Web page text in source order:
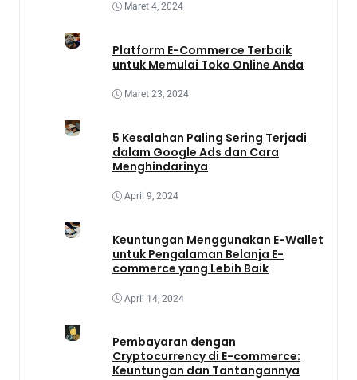
Maret 4, 2024
Platform E-Commerce Terbaik
untuk Memulai Toko Online Anda
Maret 23, 2024
5 Kesalahan Paling Sering Terjadi
dalam Google Ads dan Cara
Menghindarinya
April 9, 2024
Keuntungan Menggunakan E-Wallet
untuk Pengalaman Belanja E-
commerce yang Lebih Baik
April 14, 2024
Pembayaran dengan
Cryptocurrency di E-commerce:
Keuntungan dan Tantangannya